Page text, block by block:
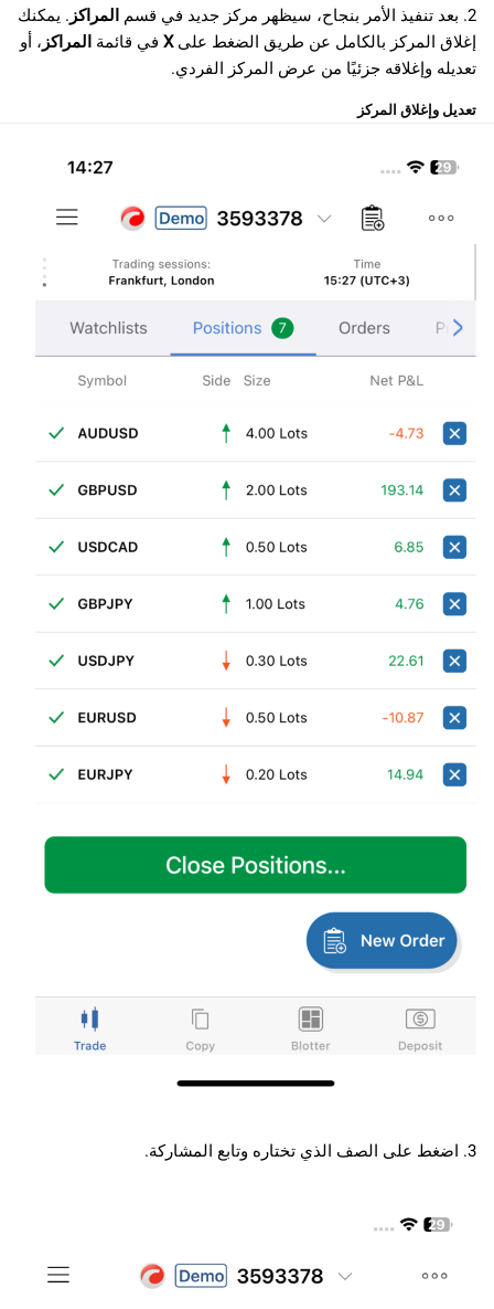
2. بعد تنفيذ الأمر بنجاح، سيظهر مركز جديد في قسم المراكز . يمكنك
إغلاق المركز بالكامل عن طريق الضغط علىX في قائمة المراكز ، أو
تعديله وإغلاقه جزئيًا من عرض المركز الفردي.
تعديل وإغلاق المركز
3. اضغط على الصف الذي تختاره وتابع المشاركة.